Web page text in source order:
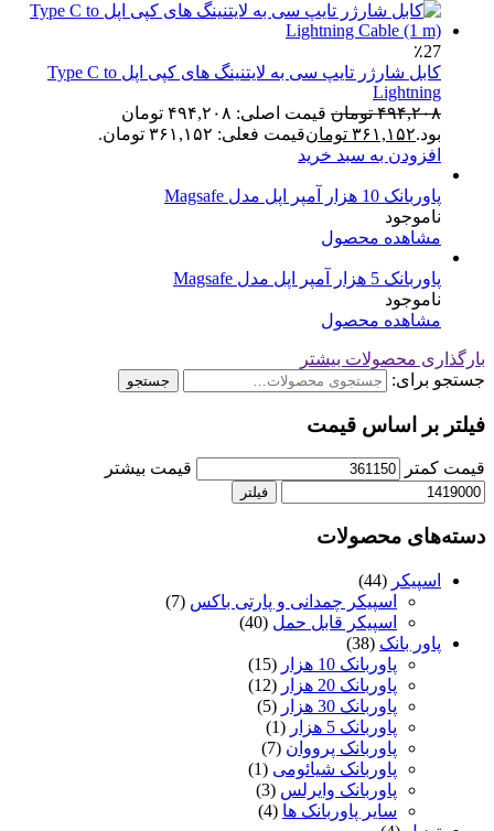
٪27
کابل شارژر تایپ سی به لایتنینگ های کپی اپل Type C to
Lightning
۴۹۴,۲۰۸ تومان
قیمت اصلی: ۴۹۴,۲۰۸ تومان
بود.۳۶۱,۱۵۲ تومانقیمت فعلی: ۳۶۱,۱۵۲ تومان.
افزودن به سبد خرید
پاوربانک 10 هزار آمپر اپل مدل Magsafe
ناموجود
مشاهده محصول
پاوربانک 5 هزار آمپر اپل مدل Magsafe
ناموجود
مشاهده محصول
بارگذاری محصولات بیشتر
جستجو برای:
جستجو
فیلتر بر اساس قیمت
قیمت کمتر قیمت بیشتر
فیلتر
دسته‌های محصولات
اسپیکر (44)
اسپیکر چمدانی و پارتی باکس (7)
اسپیکر قابل حمل (40)
پاور بانک (38)
پاوربانک 10 هزار
(15)
پاوربانک 20 هزار
(12)
پاوربانک 30 هزار
(5)
پاوربانک 5 هزار
(1)
پاوربانک پرووان (7)
پاوربانک شیائومی (1)
پاوربانک وایرلس (3)
سایر پاوربانک ها (4)